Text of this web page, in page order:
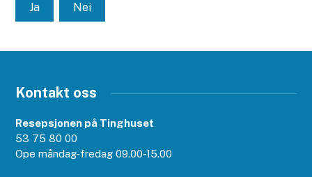
Ja Nei
Kontakt oss
Resepsjonen på Tinghuset
53 75 80 00
Ope måndag-fredag 09.00-15.00